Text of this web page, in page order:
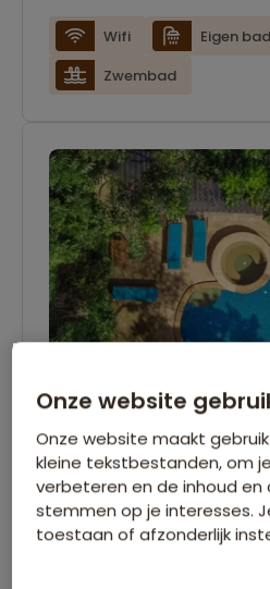
Wifi
Eigen
Zwembad
Estia Chiangmai
Mai
Onze website
Onze website maakt
kleine tekstbestanden, om
verbeteren en de inhoud
stemmen op je interesses.
toestaan of afzonderlijk